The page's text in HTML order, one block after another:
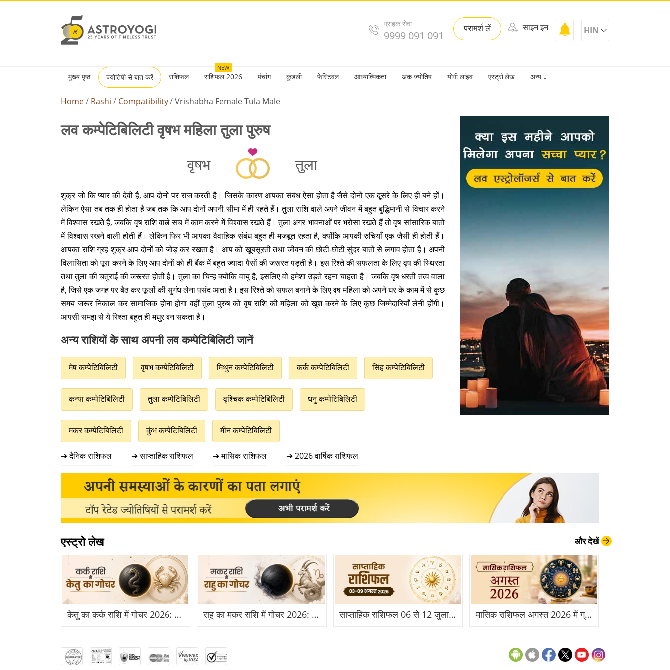
ग्राहक सेवा
9999 091 091
परामर्श लें साइन इन HIN
मुख्य पृष्ठ ज्योतिषी से बात करें राशिफल
NEW
राशिफल 2026 पंचांग कुंडली फेस्टिवल आध्यात्मिकता अंक ज्योतिष योगी लाइव एस्ट्रो लेख अन्य ￬
Home Rashi Compatibility Vrishabha Female Tula Male
लव कम्पेटिबिलिटी वृषभ महिला तुला पुरुष
वृषभ
तुला
शुक्र जो कि प्यार की देवी है, आप दोनों पर राज करती है। जिसके कारण आपका संबंध ऐसा होता है जैसे दोनों एक दूसरे के लिए ही बने हों।
लेकिन ऐसा तब तक ही होता है जब तक कि आप दोनों अपनी सीमा में ही रहते हैं। तुला राशि वाले अपने जीवन में बहुत बुद्धिमानी से विचार करने
में विश्वास रखते हैं, जबकि वृष राशि वाले सच में काम करने में विश्वास रखते हैं। तुला अगर भावनाओं पर भरोसा रखते हैं तो वृष सांसारिक बातों
में विश्वास रखने वाली होती हैं। लेकिन फिर भी आपका वैवाहिक संबंध बहुत ही मजबूत रहता है, क्योंकि आपकी रुचियाँ एक जैसी ही होती हैं।
आपका राशि ग्रह शुक्र आप दोनों को जोड़ कर रखता है। आप को ख़ूबसूरती तथा जीवन की छोटी-छोटी सुंदर बातों से लगाव होता है। अपनी
विलासिता को पूरा करने के लिए आप दोनों को ही बैंक में बहुत ज्यादा पैसों की जरूरत पड़ती है। इस रिश्ते की सफलता के लिए वृष की स्थिरता
तथा तुला की चतुराई की जरूरत होती है। तुला का चिन्ह क्योंकि वायु है, इसलिए वो हमेशा उड़ते रहना चाहता है। जबकि वृष धरती तत्व वाला
है, जिसे एक जगह पर बैठ कर फूलों की सुगंध लेना पसंद आता है। इस रिश्ते को सफल बनाने के लिए वृष महिला को अपने घर के काम में से कुछ
समय जरूर निकाल कर सामाजिक होना होगा वहीं तुला पुरुष को वृष राशि की महिला को खुश करने के लिए कुछ जिम्मेदारियाँ लेनी होंगी।
आपसी समझ से ये रिश्ता बहुत ही मधुर बन सकता है।
अन्य राशियों के साथ अपनी लव कम्पेटिबिलिटी जानें
मेष कम्पेटिबिलिटी वृषभ कम्पेटिबिलिटी मिथुन कम्पेटिबिलिटी कर्क कम्पेटिबिलिटी सिंह कम्पेटिबिलिटी
कन्या कम्पेटिबिलिटी तुला कम्पेटिबिलिटी वृश्चिक कम्पेटिबिलिटी धनु कम्पेटिबिलिटी
मकर कम्पेटिबिलिटी कुंभ कम्पेटिबिलिटी मीन कम्पेटिबिलिटी
➔ दैनिक राशिफल ➔ साप्ताहिक राशिफल ➔ मासिक राशिफल ➔ 2026 वार्षिक राशिफल
एस्ट्रो लेख और देखें
केतु का कर्क राशि में गोचर 2026: कर्क राशि में केतु का प्रवेश से किन राशियों को होगा बड़ा लाभ? राहु का मकर राशि में गोचर 2026: किसके लिए बनेगा विदेश और तरक्की का योग? साप्ताहिक राशिफल 06 से 12 जुलाई 2026: इस सप्ताह आपकी राशि के लिए क्या है खास? मासिक राशिफल अगस्त 2026 में ग्रहों की चाल आपकी राशि पर क्या असर डालेगी?